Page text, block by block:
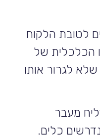
לטובת הלקוח
הכלכלית של
לגרור אותו
מעבר
נדרשים כלים.